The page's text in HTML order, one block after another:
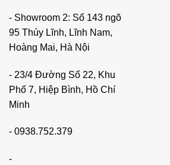
- Showroom 2: Số 143 ngõ
95 Thúy Lĩnh, Lĩnh Nam,
Hoàng Mai, Hà Nội
- 23/4 Đường Số 22, Khu
Phố 7, Hiệp Bình, Hồ Chí
Minh
- 0938.752.379
-